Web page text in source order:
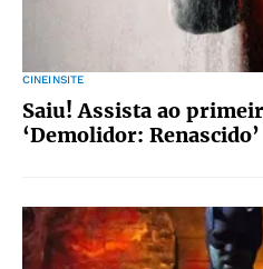
CINEINSITE
Saiu! Assista ao
‘Demolidor: Renascido’